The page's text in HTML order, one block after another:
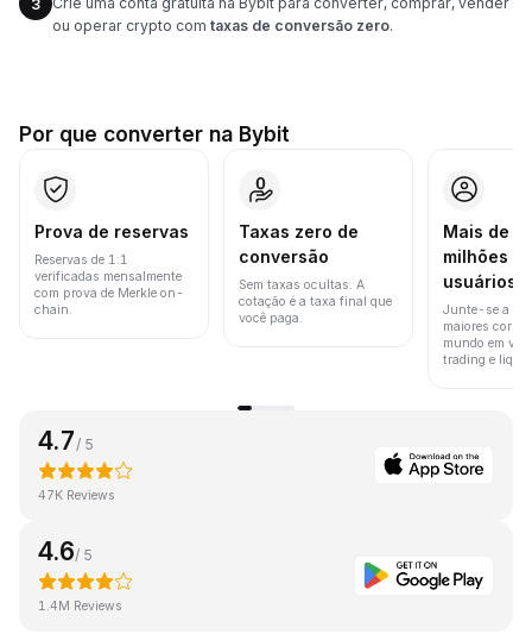
3
ou operar crypto com taxas de conversão zero.
Por que converter na Bybit
Prova de reservas
Reservas de 1:1
verificadas mensalmente
com prova de Merkle on-
chain.
Taxas zero de
conversão
Sem taxas ocultas. A
cotação é a taxa final que
você paga.
Mais de
milhões
usuários
Junte-se a
maiores
mundo em
trading e
4.7 / 5
47K Reviews
4.6/ 5
1.4M Reviews